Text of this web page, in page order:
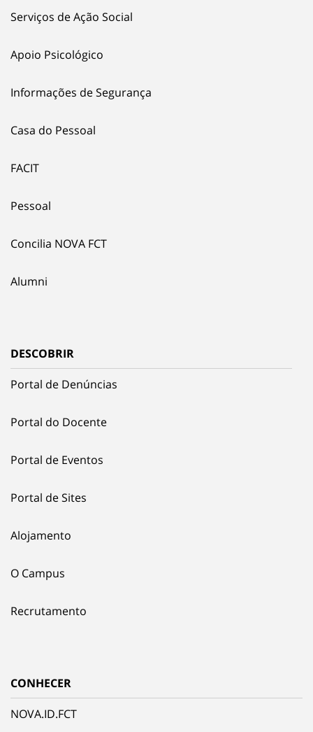
Serviços de Ação Social
Apoio Psicológico
Informações de Segurança
Casa do Pessoal
FACIT
Pessoal
Concilia NOVA FCT
Alumni
DESCOBRIR
Portal de Denúncias
Portal do Docente
Portal de Eventos
Portal de Sites
Alojamento
O Campus
Recrutamento
CONHECER
NOVA.ID.FCT